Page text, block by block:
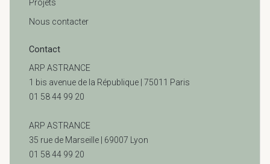
Projets
Nous contacter
Contact
ARP ASTRANCE
1 bis avenue de la République | 75011 Paris
01 58 44 99 20
ARP ASTRANCE
35 rue de Marseille | 69007 Lyon
01 58 44 99 20